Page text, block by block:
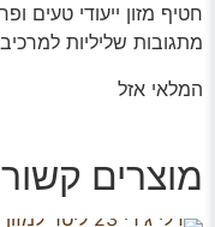
חטיף מזון ייעודי טעים
מתגובות שליליות
המלאי אזל
מוצרים